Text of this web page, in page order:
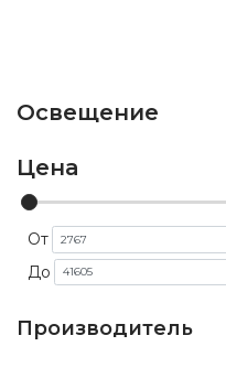
Освещение
Цена
От
До
Производитель